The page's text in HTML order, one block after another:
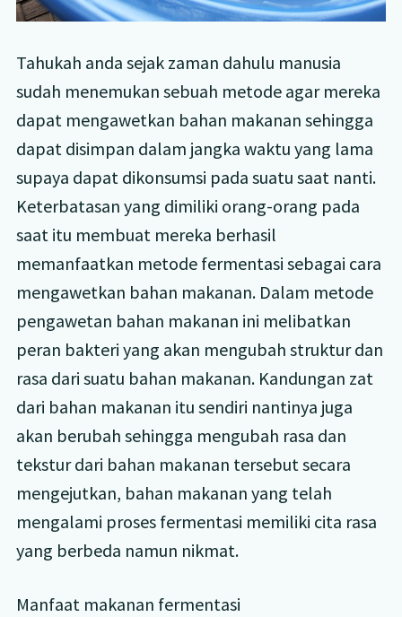
Tahukah anda sejak zaman dahulu manusia
sudah menemukan sebuah metode agar mereka
dapat mengawetkan bahan makanan sehingga
dapat disimpan dalam jangka waktu yang lama
supaya dapat dikonsumsi pada suatu saat nanti.
Keterbatasan yang dimiliki orang-orang pada
saat itu membuat mereka berhasil
memanfaatkan metode fermentasi sebagai cara
mengawetkan bahan makanan. Dalam metode
pengawetan bahan makanan ini melibatkan
peran bakteri yang akan mengubah struktur dan
rasa dari suatu bahan makanan. Kandungan zat
dari bahan makanan itu sendiri nantinya juga
akan berubah sehingga mengubah rasa dan
tekstur dari bahan makanan tersebut secara
mengejutkan, bahan makanan yang telah
mengalami proses fermentasi memiliki cita rasa
yang berbeda namun nikmat.
Manfaat makanan fermentasi